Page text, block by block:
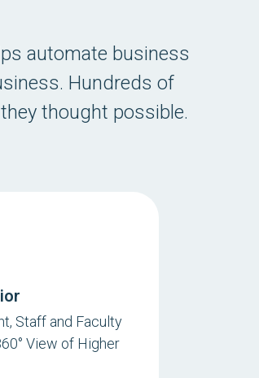
automate business
Hundreds of
thought possible.
Staff and Faculty
View of Higher